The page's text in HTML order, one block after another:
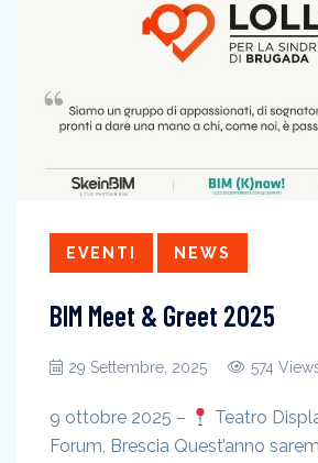
EVENTI NEWS
BIM Meet & Greet 2025
29 Settembre, 2025 574
9 ottobre 2025 –
Teatro
Forum, Brescia Quest’anno